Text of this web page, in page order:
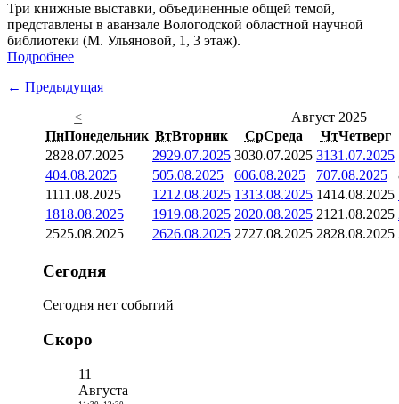
Три книжные выставки, объединенные общей темой,
представлены в аванзале Вологодской областной научной
библиотеки (М. Ульяновой, 1, 3 этаж).
Подробнее
← Предыдущая
<
Август 2025
ПнПонедельник ВтВторник СрСреда ЧтЧетверг
2828.07.2025 2929.07.2025 3030.07.2025 3131.07.2025
404.08.2025 505.08.2025 606.08.2025 707.08.2025
1111.08.2025 1212.08.2025 1313.08.2025 1414.08.2025
1818.08.2025 1919.08.2025 2020.08.2025 21 21.08.2025
2525.08.2025 2626.08.2025 2727.08.2025 2828.08.2025
Сегодня
Сегодня нет событий
Скоро
11
Августа